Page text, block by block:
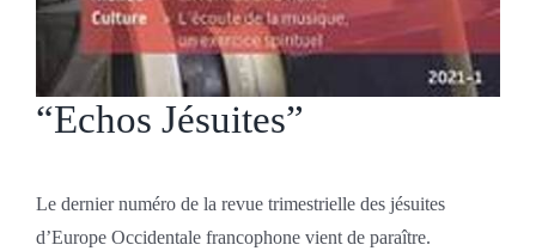
“Echos Jésuites”
Le dernier numéro de la revue trimestrielle des jésuites
d’Europe Occidentale francophone vient de paraître.